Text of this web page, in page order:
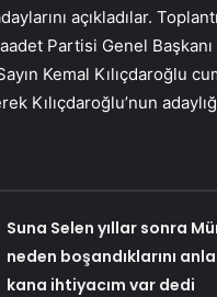
açıkladılar.
Partisi Genel Başkanı
Kemal Kılıçdaroğlu
Kılıçdaroğlu’nun
Suna Selen yıllar sonra
neden boşandıklarını
kana ihtiyacım var dedi